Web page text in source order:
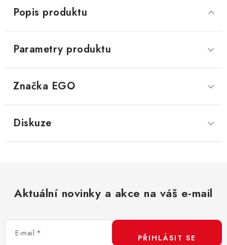
Popis produktu
Parametry produktu
Značka EGO
Diskuze
Aktuální novinky a akce na váš e-mail
E-mail
PŘIHLÁSIT SE